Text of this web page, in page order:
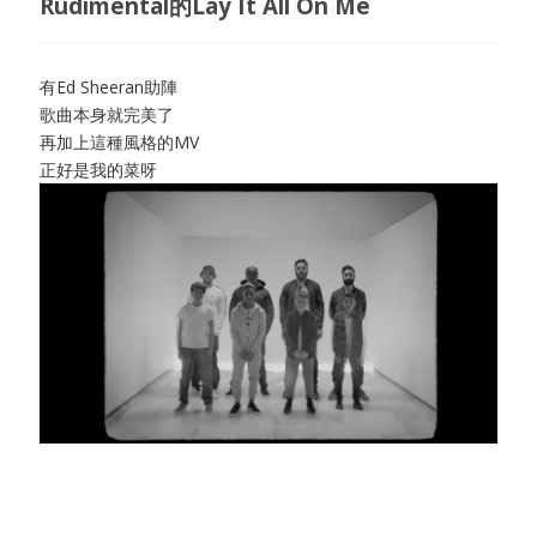
有Ed Sheeran助陣
歌曲本身就完美了
再加上這種風格的MV
正好是我的菜呀